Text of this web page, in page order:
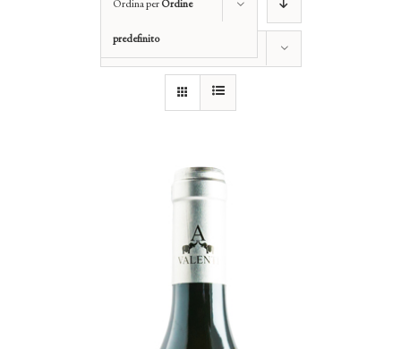
Ordina per Ordine
predefinito
Mostra